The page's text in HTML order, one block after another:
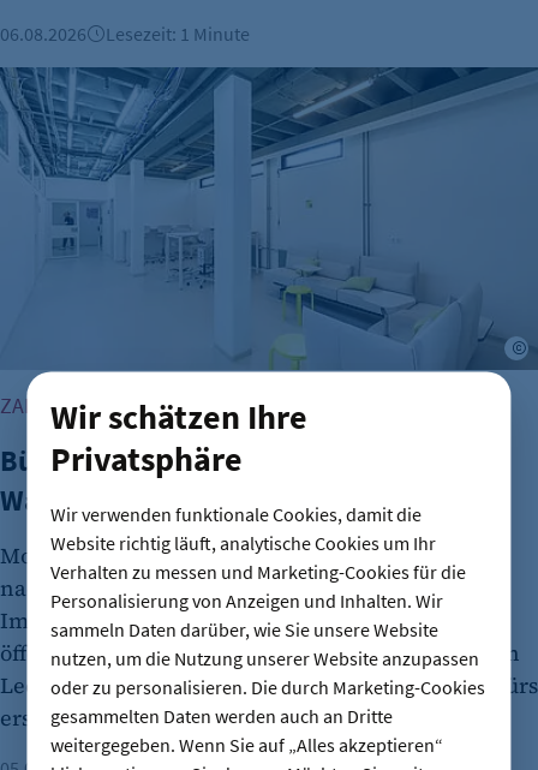
Wir schätzen Ihre
Privatsphäre
Wir verwenden funktionale Cookies, damit die
Website richtig läuft, analytische Cookies um Ihr
Verhalten zu messen und Marketing-Cookies für die
Personalisierung von Anzeigen und Inhalten. Wir
sammeln Daten darüber, wie Sie unsere Website
nutzen, um die Nutzung unserer Website anzupassen
oder zu personalisieren. Die durch Marketing-Cookies
gesammelten Daten werden auch an Dritte
weitergegeben. Wenn Sie auf „Alles akzeptieren“
06.08.2026 Lesezeit: 1 Minute
Büroimmobilien Berlin: Starkes Wachstum im ersten
ZAHLEN VON CBRE RESEARCH
Büroimmobilien Berlin: Starkes
Wachstum im ersten Halbjahr 2026
Moderne Büroflächen werden in Berlin stark
nachgefragt. Aktuelle Zahlen vom
Immobilienmarkt widersprechen damit
öffentlichen Diskussionen über flächendeckenden
Leerstand bei Officegebäuden. Der CBRE-Report fürs
erste Halbjahr benennt dabei wichtige Faktoren.